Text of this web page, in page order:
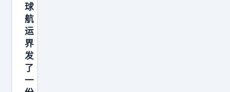
评
论
区
砸
下
五
球
航
运
界
发
了
一